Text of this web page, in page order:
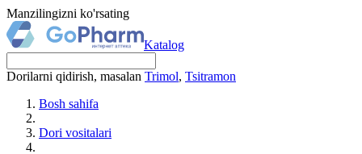
Manzilingizni ko'rsating
Katalog
Dorilarni qidirish, masalan Trimol, Tsitramon
Bosh sahifa
Dori vositalari